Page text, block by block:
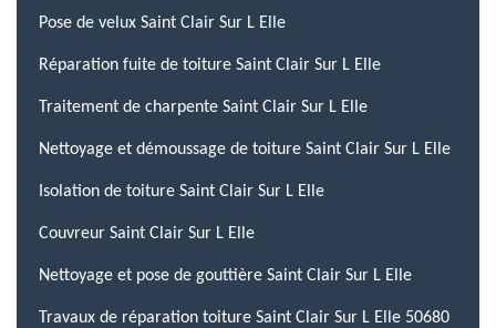
Pose de velux Saint Clair Sur L Elle
Réparation fuite de toiture Saint Clair Sur L Elle
Traitement de charpente Saint Clair Sur L Elle
Nettoyage et démoussage de toiture Saint Clair Sur L Elle
Isolation de toiture Saint Clair Sur L Elle
Couvreur Saint Clair Sur L Elle
Nettoyage et pose de gouttière Saint Clair Sur L Elle
Travaux de réparation toiture Saint Clair Sur L Elle 50680